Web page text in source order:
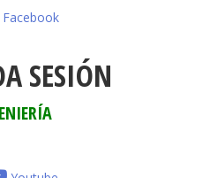
Facebook
SESIÓN